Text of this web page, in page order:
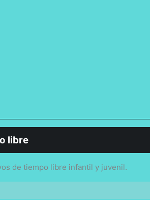
libre
de tiempo libre infantil y juvenil.